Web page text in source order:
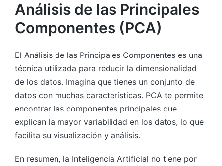
Análisis de las Principales
Componentes (PCA)
El Análisis de las Principales Componentes es una
técnica utilizada para reducir la dimensionalidad
de los datos. Imagina que tienes un conjunto de
datos con muchas características. PCA te permite
encontrar las componentes principales que
explican la mayor variabilidad en los datos, lo que
facilita su visualización y análisis.
En resumen, la Inteligencia Artificial no tiene por